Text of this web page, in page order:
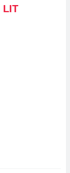
LIT